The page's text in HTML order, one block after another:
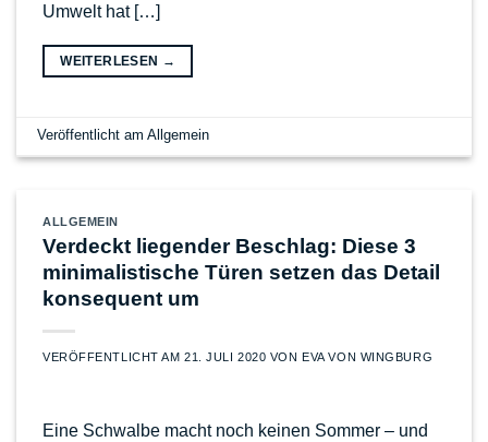
Umwelt hat […]
WEITERLESEN →
Veröffentlicht amAllgemein
ALLGEMEIN
Verdeckt liegender Beschlag: Diese 3
minimalistische Türen setzen das Detail
konsequent um
VERÖFFENTLICHT AM21. JULI 2020 VONEVA VON WINGBURG
Eine Schwalbe macht noch keinen Sommer – und